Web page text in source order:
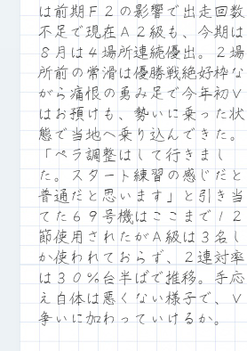
は前期Ｆ２の影響で出走回数
不足で現在Ａ２級も、今期は
８月は４場所連続優出。２場
所前の常滑は優勝戦絶好枠な
がら痛恨の勇み足で今年初Ｖ
はお預けも、勢いに乗った状
態で当地へ乗り込んできた。
「ペラ調整はして行きまし
た。スタート練習の感じだと
普通だと思います」と引き当
てた６９号機はここまで１２
節使用されたがＡ級は３名し
か使われておらず、２連対率
は３０％台半ばで推移。手応
え自体は悪くない様子で、Ｖ
争いに加わっていけるか。